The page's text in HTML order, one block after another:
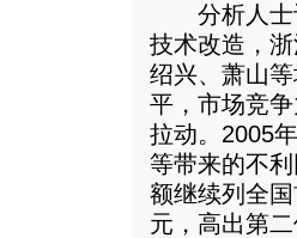
分析人士认
技术改造，
绍兴、萧山
平，市场竞
拉动。2005
等带来的不
额继续列全
元，高出第